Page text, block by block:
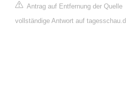
Antrag auf Entfernung der Quelle
vollständige Antwort auf